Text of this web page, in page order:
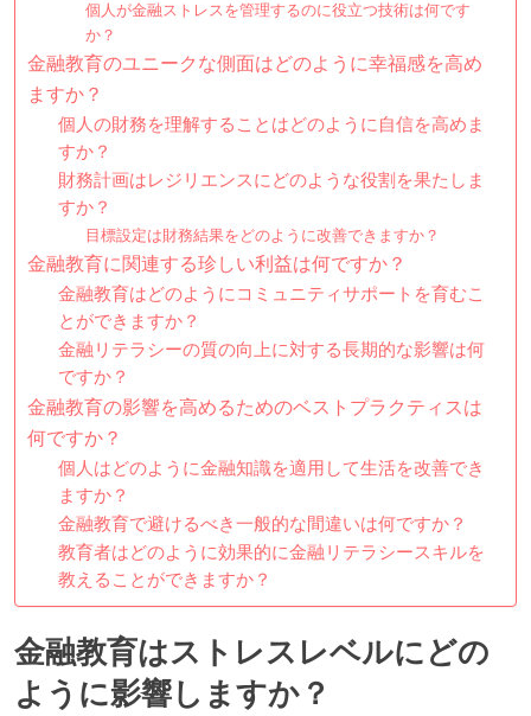
個人が金融ストレスを管理するのに役立つ技術は何です
か？
金融教育のユニークな側面はどのように幸福感を高め
ますか？
個人の財務を理解することはどのように自信を高めま
すか？
財務計画はレジリエンスにどのような役割を果たしま
すか？
目標設定は財務結果をどのように改善できますか？
金融教育に関連する珍しい利益は何ですか？
金融教育はどのようにコミュニティサポートを育むこ
とができますか？
金融リテラシーの質の向上に対する長期的な影響は何
ですか？
金融教育の影響を高めるためのベストプラクティスは
何ですか？
個人はどのように金融知識を適用して生活を改善でき
ますか？
金融教育で避けるべき一般的な間違いは何ですか？
教育者はどのように効果的に金融リテラシースキルを
教えることができますか？
金融教育はストレスレベルにどの
ように影響しますか？